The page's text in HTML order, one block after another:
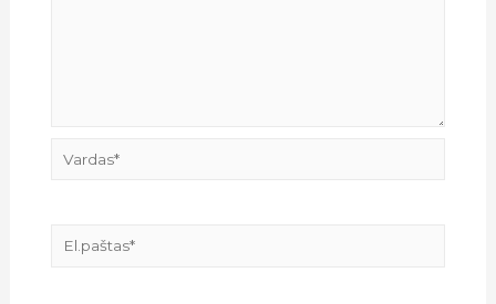
Vardas*
El.paštas*